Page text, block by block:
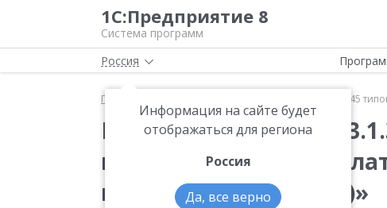
1С:Предприятие 8
Система программ
Россия
Информация на сайте будет
отображаться для региона
Россия
Да, все верно
Главная Вышла новая версия 3.1.34.145
Вышла новая версия
конфигурации
персоналом (базовая)»